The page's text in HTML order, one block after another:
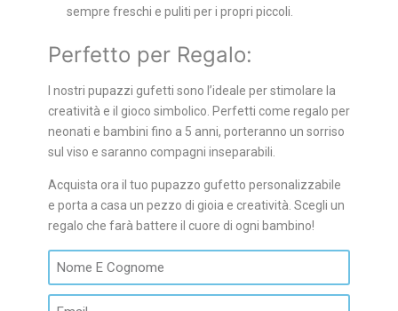
sempre freschi e puliti per i propri piccoli.
Perfetto per Regalo:
I nostri pupazzi gufetti sono l’ideale per stimolare la
creatività e il gioco simbolico. Perfetti come regalo per
neonati e bambini fino a 5 anni, porteranno un sorriso
sul viso e saranno compagni inseparabili.
Acquista ora il tuo pupazzo gufetto personalizzabile
e porta a casa un pezzo di gioia e creatività. Scegli un
regalo che farà battere il cuore di ogni bambino!